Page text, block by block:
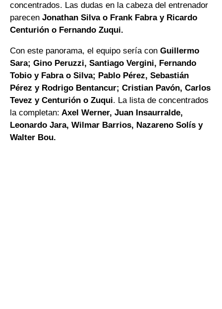
concentrados. Las dudas en la cabeza del entrenador
parecen Jonathan Silva o Frank Fabra y Ricardo
Centurión o Fernando Zuqui.
Con este panorama, el equipo sería con Guillermo
Sara; Gino Peruzzi, Santiago Vergini, Fernando
Tobio y Fabra o Silva; Pablo Pérez, Sebastián
Pérez y Rodrigo Bentancur; Cristian Pavón, Carlos
Tevez y Centurión o Zuqui. La lista de concentrados
la completan: Axel Werner, Juan Insaurralde,
Leonardo Jara, Wilmar Barrios, Nazareno Solís y
Walter Bou.